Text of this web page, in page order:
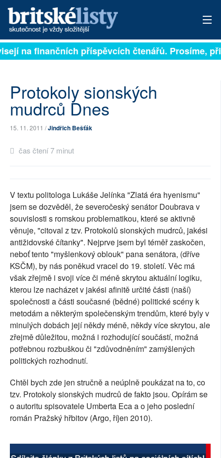
PŘIHLÁSIT
ARCHIV
PŘÍSPĚVKY NA PROVOZ
SOCIÁLNÍ SÍTĚ
RUBRIKY
PLNÁ VERZE STRÁNEK
na finančních příspěvcích čtenářů. Prosíme,
Protokoly sionských
mudrců Dnes
15. 11. 2011 /Jindřich Bešťák
čas čtení 7 minut
V textu politologa Lukáše Jelínka "Zlatá éra hyenismu"
jsem se dozvěděl, že severočeský senátor Doubrava v
souvislosti s romskou problematikou, které se aktivně
věnuje, "citoval z tzv. Protokolů sionských mudrců, jakési
antižidovské čítanky". Nejprve jsem byl téměř zaskočen,
neboť tento "myšlenkový oblouk" pana senátora, (dříve
KSČM), by nás poněkud vracel do 19. století. Věc má
však zřejmě i svoji více či méně skrytou aktuální logiku,
kterou lze nacházet v jakési afinitě určité části (naší)
společnosti a části současné (bědné) politické scény k
metodám a některým společenským trendům, které byly v
minulých dobách její někdy méně, někdy více skrytou, ale
zřejmě důležitou, možná i rozhodující součástí, možná
potřebnou rozbuškou či "zdůvodněním" zamýšlených
politických rozhodnutí.
Chtěl bych zde jen stručně a neúplně poukázat na to, co
tzv. Protokoly sionských mudrců de fakto jsou. Opírám se
o autoritu spisovatele Umberta Eca a o jeho poslední
román Pražský hřbitov (Argo, říjen 2010).